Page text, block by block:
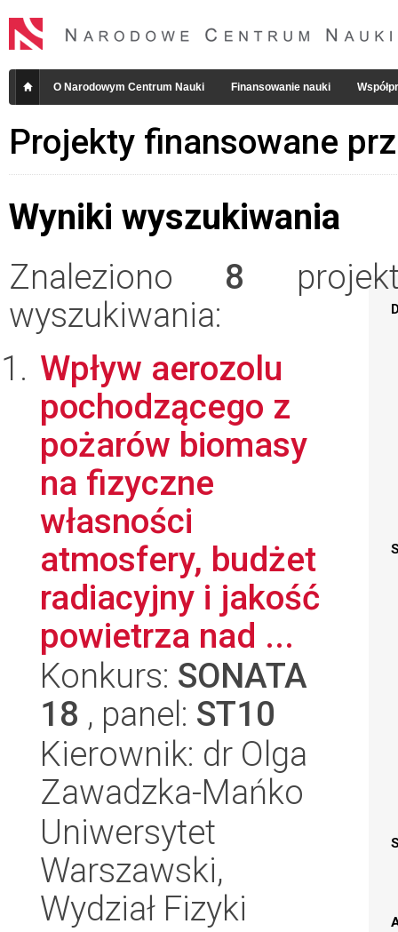
O Narodowym Centrum Nauki Finansowanie nauki
Projekty finansowane
Wyniki wyszukiwania
Znaleziono 8
wyszukiwania:
Wpływ aerozolu
pochodzącego z
pożarów biomasy
na fizyczne
własności
atmosfery, budżet
radiacyjny i jakość
powietrza nad ...
Konkurs: SONATA
18 , panel: ST10
Kierownik: dr Olga
Zawadzka-Mańko
Uniwersytet
Warszawski,
Wydział Fizyki